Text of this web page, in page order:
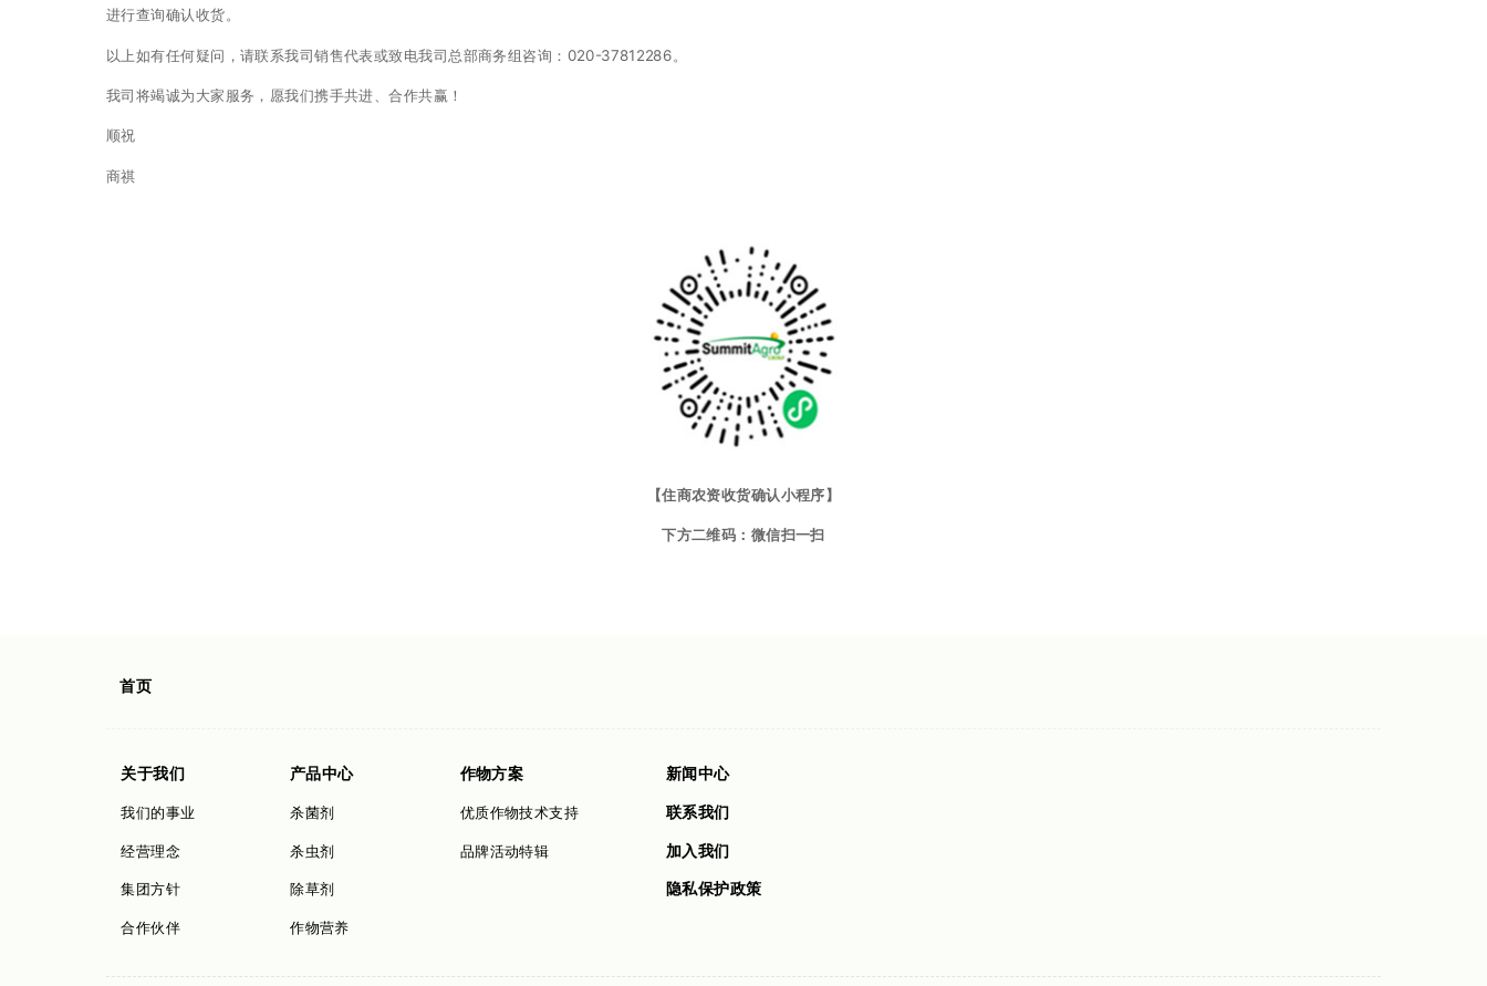
进行查询确认收货。
以上如有任何疑问，请联系我司销售代表或致电我司总部商务组咨询：020-37812286。
我司将竭诚为大家服务，愿我们携手共进、合作共赢！
顺祝
商祺
【住商农资收货确认小程序】
下方二维码：微信扫一扫
首页
关于我们
我们的事业
经营理念
集团方针
合作伙伴
产品中心
杀菌剂
杀虫剂
除草剂
作物营养
作物方案
优质作物技术支持
品牌活动特辑
新闻中心
联系我们
加入我们
隐私保护政策